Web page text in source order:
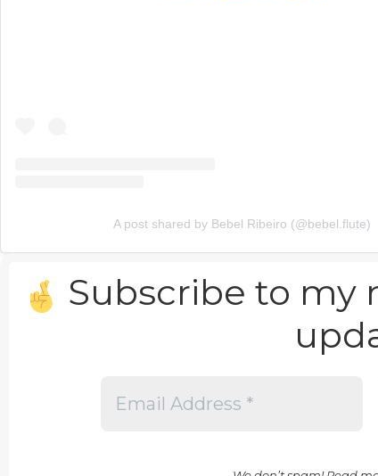
A post shared by Bebel Ribeiro (@bebel.flute)
Subscribe to my